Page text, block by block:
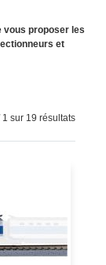
vous proposer les
et
1 sur 19 résultats